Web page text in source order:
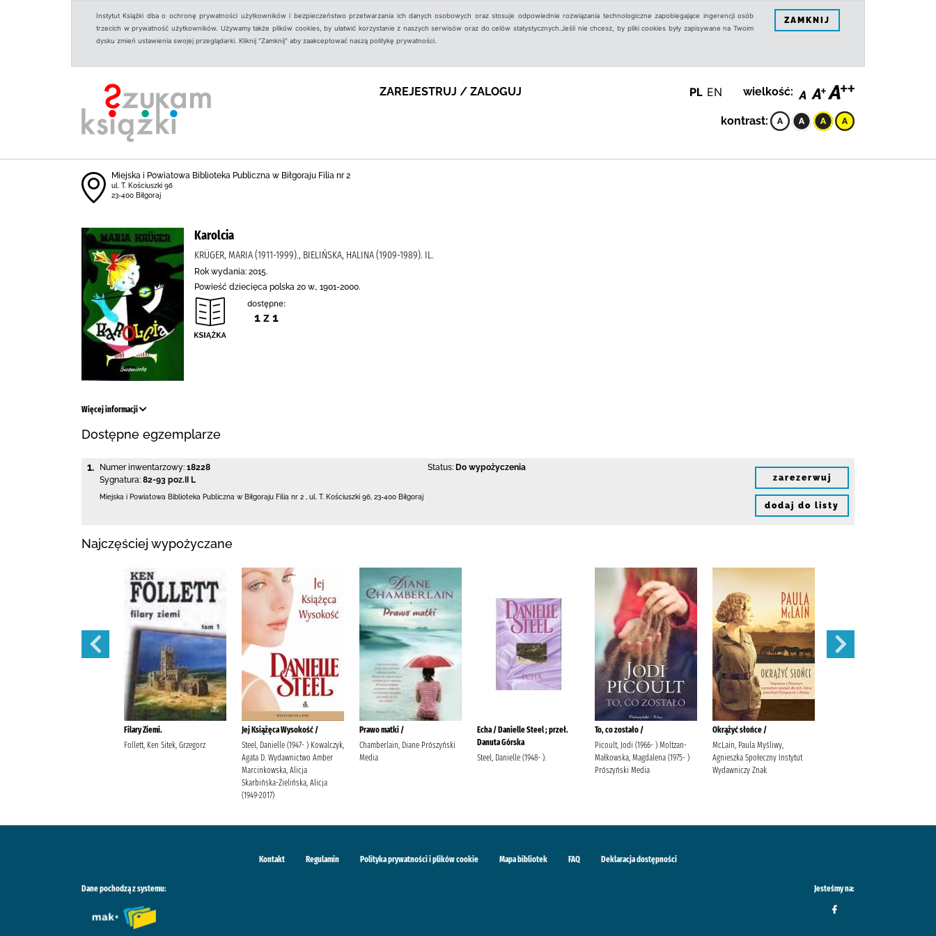
Instytut Książki dba o ochronę prywatności użytkowników i bezpieczeństwo przetwarzania ich danych osobowych oraz stosuje odpowiednie rozwiązania technologiczne zapobiegające ingerencji osób
trzecich w prywatność użytkowników. Używamy także plików cookies, by ułatwić korzystanie z naszych serwisów oraz do celów statystycznych.Jeśli nie chcesz, by pliki cookies były zapisywane na Twoim
dysku zmień ustawienia swojej przeglądarki. Kliknij "Zamknij" aby zaakceptować naszą politykę prywatności.
ZAMKNIJ
ZAREJESTRUJ / ZALOGUJ PL EN wielkość:
kontrast:
Miejska i Powiatowa Biblioteka Publiczna w Biłgoraju Filia nr 2
ul. T. Kościuszki 96
23-400 Biłgoraj
Karolcia
KRÜGER, MARIA (1911-1999)., BIELIŃSKA, HALINA (1909-1989). IL.
Rok wydania: 2015.
Powieść dziecięca polska 20 w., 1901-2000.
dostępne:
1 z 1
Więcej informacji
Dostępne egzemplarze
1. Numer inwentarzowy: 18228
Sygnatura: 82-93 poz.II L
Status: Do wypożyczenia
Miejska i Powiatowa Biblioteka Publiczna w Biłgoraju Filia nr 2 ul. T. Kościuszki 96 23-400 Biłgoraj
zarezerwuj
dodaj do listy
Najczęściej wypożyczane
Filary Ziemi.
Follett, Ken Sitek, Grzegorz
Jej Książęca Wysokość /
Steel, Danielle (1947- ) Kowalczyk,
Agata D. Wydawnictwo Amber
Marcinkowska, Alicja
Skarbińska-Zielińska, Alicja
(1949-2017)
Prawo matki /
Chamberlain, Diane Prószyński
Media
Echa / Danielle Steel ; przeł.
Danuta Górska
Steel, Danielle (1948- ).
To, co zostało /
Picoult, Jodi (1966- ) Moltzan-
Małkowska, Magdalena (1975- )
Prószyński Media
Okrążyć słońce /
McLain, Paula Myśliwy,
Agnieszka Społeczny Instytut
Wydawniczy Znak
Kontakt Regulamin Polityka prywatności i plików cookie Mapa bibliotek FAQ Deklaracja dostępności
Dane pochodzą z systemu: Jesteśmy na: